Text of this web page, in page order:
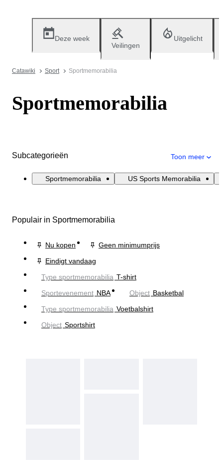
Deze week
Veilingen
Uitgelicht
Catawiki Sport Sportmemorabilia
Sportmemorabilia
Subcategorieën Toon meer
Sportmemorabilia US Sports Memorabilia
Populair in Sportmemorabilia
Nu kopen
Geen minimumprijs
Eindigt vandaag
Type sportmemorabilia T-shirt
Sportevenement NBA Object Basketbal
Type sportmemorabilia Voetbalshirt
Object Sportshirt